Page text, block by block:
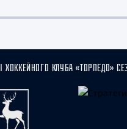
ХОККЕЙНОГО КЛУБА «ТОРПЕДО»